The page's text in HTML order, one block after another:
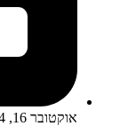
אוקטובר 16, 2004